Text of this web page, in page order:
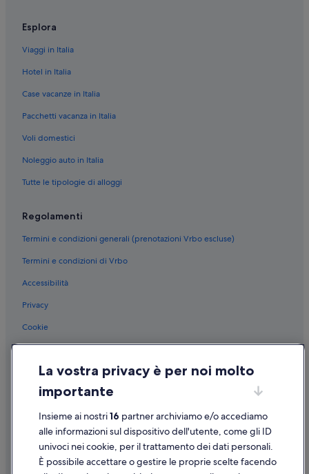
Esplora
Viaggi in Italia
Hotel in Italia
Case vacanze in Italia
Pacchetti vacanza in Italia
Voli domestici
Noleggio auto in Italia
Tutte le tipologie di alloggi
Regolamenti
Termini e condizioni generali (prenotazioni Vrbo escluse)
Termini e condizioni di Vrbo
Accessibilità
Privacy
Cookie
Informazioni legali/Contatti
Linee guida sui contenuti e segnalazione dei contenuti
Supporto
Assistenza clienti
La vostra privacy è per noi molto
importante
Insieme ai nostri16 partner archiviamo e/o accediamo
alle informazioni sul dispositivo dell'utente, come gli ID
univoci nei cookie, per il trattamento dei dati personali.
È possibile accettare o gestire le proprie scelte facendo